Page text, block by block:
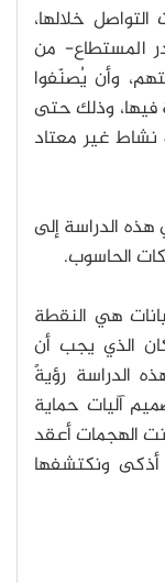
خلالها،
المستطاع- من
وأن يُصنّفوا
فيها، وذلك حتى
نشاط غير معتاد
هذه الدراسة إلى
الحاسوب.
هي النقطة
الذي يجب أن
الدراسة رؤيةً
آليات حماية
الهجمات أعقد
أذكى ونكتشفها